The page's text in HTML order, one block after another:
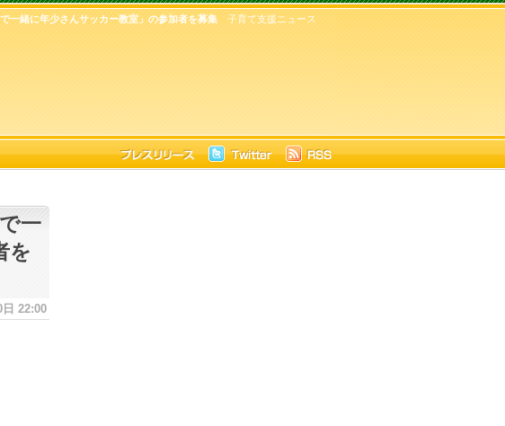
子育て支援ニュース
一緒に年少さんサッカー教室」の参加者を募集
一
を
22:00